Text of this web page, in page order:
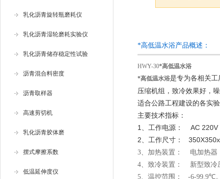
乳化沥青旋转瓶磨耗仪
乳化沥青湿轮磨耗实验仪
乳化沥青储存稳定性试验
沥青混合料密度
沥青取样器
高速剪切机
乳化沥青胶体磨
摆式摩擦系数
低温延伸度仪
*高低温水浴产品概述：
HWY-30*高低温水浴
*高低温水浴是专为各相关
压缩机组，致冷效果好，
适合公路工程建设的各实
主要技术指标：
1 、工作电源： AC 220V
2、工作尺寸：
3、加热装置：
电加热器
4、致冷装置：
新型致冷
5、温控范围： -6-99.9℃